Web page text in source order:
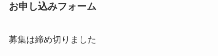
お申し込みフォーム
募集は締め切りました